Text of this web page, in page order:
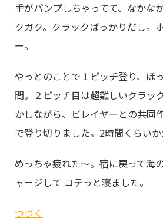
手がパンプしちゃってて、なかな
クガク。クラックばっかりだし。
ー。
やっとのことで１ピッチ登り、ほ
間。２ピッチ目は超難しいクラッ
かしながら、ビレイヤーとの共同
で登り切りました。2時間くらいか
めっちゃ疲れた～。宿に戻って海
ャージして コテっと寝ました。
つづく